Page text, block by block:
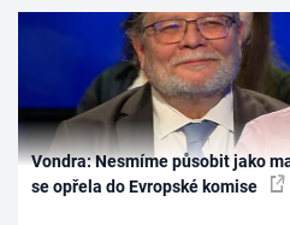
Vondra: Nesmíme působit jako
se opřela do Evropské komise